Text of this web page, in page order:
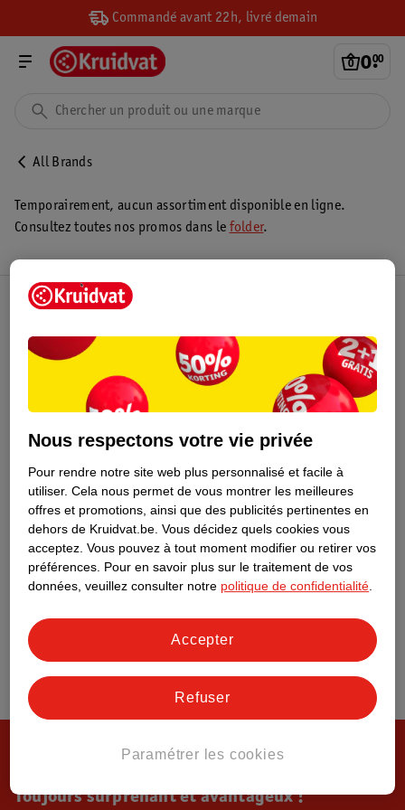
Commandé avant 22h, livré demain
0.
00
All Brands
Temporairement, aucun assortiment disponible en ligne.
Consultez toutes nos promos dans le folder.
Toujours surprenant et avantageux !
Nous respectons votre vie privée
Pour rendre notre site web plus personnalisé et facile à
utiliser. Cela nous permet de vous montrer les meilleures
offres et promotions, ainsi que des publicités pertinentes en
dehors de Kruidvat.be. Vous décidez quels cookies vous
acceptez. Vous pouvez à tout moment modifier ou retirer vos
préférences. Pour en savoir plus sur le traitement de vos
données, veuillez consulter notre politique de confidentialité
Paramétrer les cookies
Refuser
Accepter